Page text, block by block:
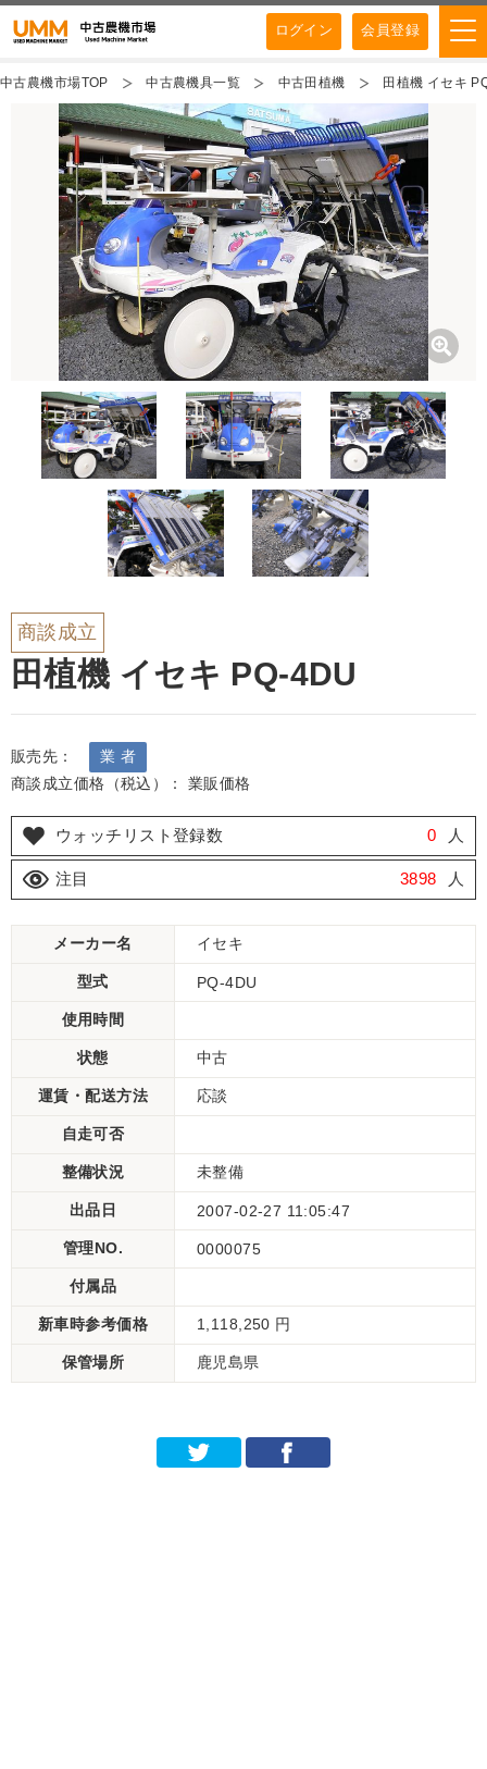
ログイン 会員登録
中古農機市場TOP 中古農機具一覧 中古田植機 田植機 イセキ
商談成立
田植機 イセキ PQ-4DU
販売先：
業 者
商談成立価格（税込）： 業販価格
ウォッチリスト登録数 0 人
注目 3898 人
メーカー名 イセキ
型式 PQ-4DU
使用時間
状態 中古
運賃・配送方法 応談
自走可否
整備状況 未整備
出品日 2007-02-27 11:05:47
管理NO. 0000075
付属品
新車時参考価格 1,118,250 円
保管場所 鹿児島県